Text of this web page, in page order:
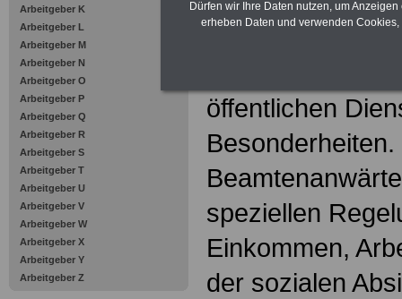
Arbeitgeber K
Arbeitgeber L
Arbeitgeber M
Arbeitgeber N
Arbeitgeber O
Arbeitgeber P
Arbeitgeber Q
Arbeitgeber R
Arbeitgeber S
Arbeitgeber T
Arbeitgeber U
Arbeitgeber V
Arbeitgeber W
Arbeitgeber X
Arbeitgeber Y
Arbeitgeber Z
öffentlichen
speziellen
Einkommen,
der sozialen
Dürfen wir Ihre Daten nutzen, um
erheben Daten und verwenden